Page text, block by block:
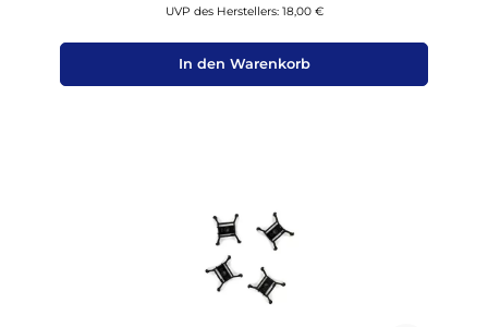
UVP des Herstellers: 18,00 €
In den Warenkorb